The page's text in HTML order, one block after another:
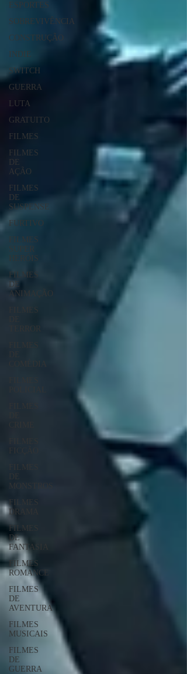
ESPORTES
SOBREVIVÊNCIA
CONSTRUÇÃO
INDIE
SWITCH
GUERRA
LUTA
GRATUITO
FILMES
FILMES
DE
AÇÃO
FILMES
DE
SUSPENSE
FURTIVO
FILMES
SUPER
HERÓIS
FILMES
DE
ANIMAÇÃO
FILMES
TERROR
FILMES
DE
MONSTROS
FILMES
DRAMA
FILMES
DE
FANTASIA
FILMES
ROMANCE
FILMES
DE
AVENTURA
FILMES
MUSICAIS
FILMES
DE
GUERRA